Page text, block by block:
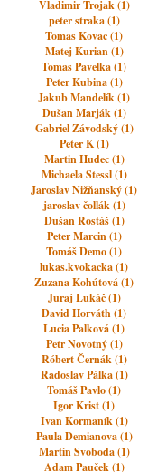
Vladimir Trojak (1)
peter straka (1)
Tomas Kovac (1)
Matej Kurian (1)
Tomas Pavelka (1)
Peter Kubina (1)
Jakub Mandelík (1)
Dušan Marják (1)
Gabriel Závodský (1)
Peter K (1)
Martin Hudec (1)
Michaela Stessl (1)
Jaroslav Nižňanský (1)
jaroslav čollák (1)
Dušan Rostáš (1)
Peter Marcin (1)
Tomáš Demo (1)
lukas.kvokacka (1)
Zuzana Kohútová (1)
Juraj Lukáč (1)
David Horváth (1)
Lucia Palková (1)
Petr Novotný (1)
Róbert Černák (1)
Radoslav Pálka (1)
Tomáš Pavlo (1)
Igor Krist (1)
Ivan Kormaník (1)
Paula Demianova (1)
Martin Svoboda (1)
Adam Pauček (1)